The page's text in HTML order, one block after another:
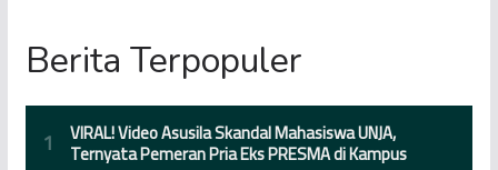
Berita Terpopuler